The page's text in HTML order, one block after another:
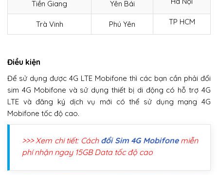
Tiền Giang Yên Bái
Trà Vinh Phú Yên TP HCM
Điều kiện
Để sử dụng được 4G LTE Mobifone thì các bạn cần phải đổi
sim 4G Mobifone và sử dụng thiết bị di động có hỗ trợ 4G
LTE và đăng ký dịch vụ mới có thể sử dụng mạng 4G
Mobifone tốc độ cao.
>>> Xem chi tiết: Cách đổi Sim 4G Mobifonemiễn
phí nhận ngay 15GB Data tốc độ cao